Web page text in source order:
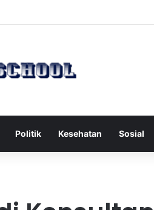
Politik Kesehatan Sosial